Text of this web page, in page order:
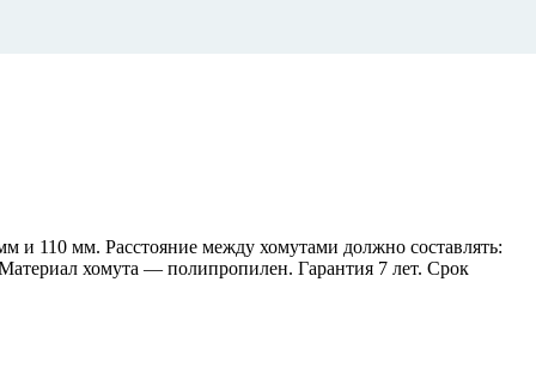
и 110 мм. Расстояние между хомутами должно составлять:
хомута — полипропилен. Гарантия 7 лет. Срок